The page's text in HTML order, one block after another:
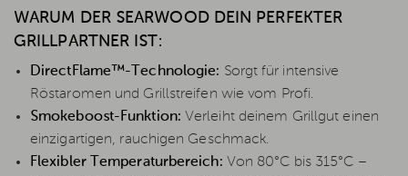
WARUM DER SEARWOOD DEIN PERFEKTER
GRILLPARTNER IST:
DirectFlame™-Technologie: Sorgt für intensive
Röstaromen und Grillstreifen wie vom Profi.
Smokeboost-Funktion: Verleiht deinem Grillgut einen
einzigartigen, rauchigen Geschmack.
Flexibler Temperaturbereich: Von 80°C bis 315°C –